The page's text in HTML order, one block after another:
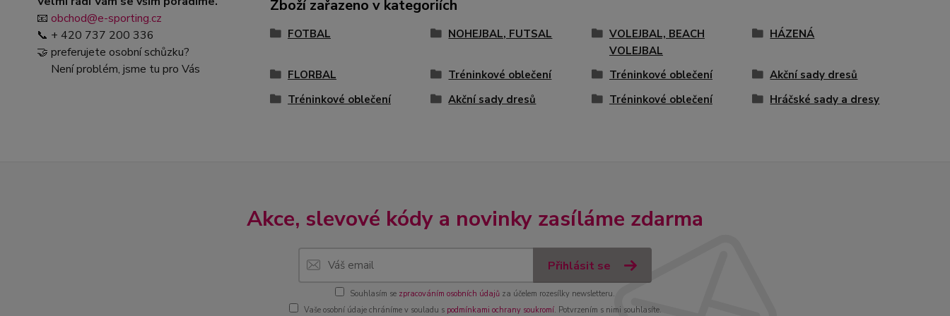
📧 obchod@e-sporting.cz
📞 + 420 737 200 336
🤝 preferujete osobní schůzku?
Není problém, jsme tu pro Vás
Zboží zařazeno v kategoriích
FOTBAL NOHEJBAL, FUTSAL
VOLEJBAL, BEACH
VOLEJBAL
HÁZENÁ
FLORBAL Tréninkové oblečení Tréninkové oblečení
Akční sady dresů
Tréninkové oblečení
Akční sady dresů Tréninkové oblečení Hráčské sady a dresy
Akce, slevové kódy a novinky zasíláme zdarma
Přihlásit se
Souhlasím se zpracováním osobních údajů za účelem rozesílky newsletteru.
Vaše osobní údaje chráníme v souladu s podmínkami ochrany soukromí. Potvrzením s nimi souhlasíte.